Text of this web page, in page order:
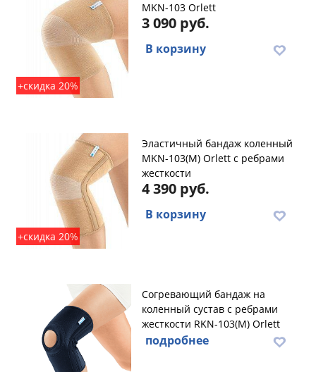
+скидка 20%
MKN-103 Orlett
3 090 руб.
В корзину
+скидка 20%
Эластичный бандаж коленный
MKN-103(M) Orlett с ребрами
жесткости
4 390 руб.
В корзину
Согревающий бандаж на
коленный сустав с ребрами
жесткости RKN-103(M) Orlett
подробнее